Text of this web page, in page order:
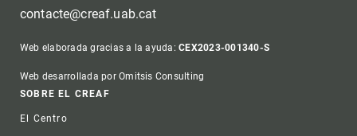
contacte@creaf.uab.cat
Web elaborada gracias a la ayuda:CEX2023-001340-S
Web desarrollada por Omitsis Consulting
Footer
SOBRE EL CREAF
El Centro